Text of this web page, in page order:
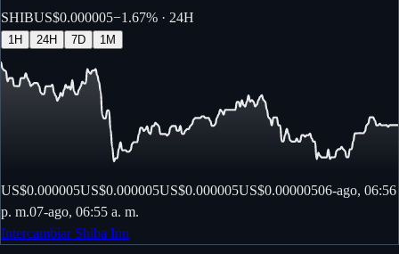
SHIBUS$0.000005−1.67% · 24H
1H 24H 7D 1M
US$0.000005US$0.000005US$0.000005US$0.00000506-ago, 06:56
p. m.07-ago, 06:55 a. m.
Intercambiar Shiba Inu